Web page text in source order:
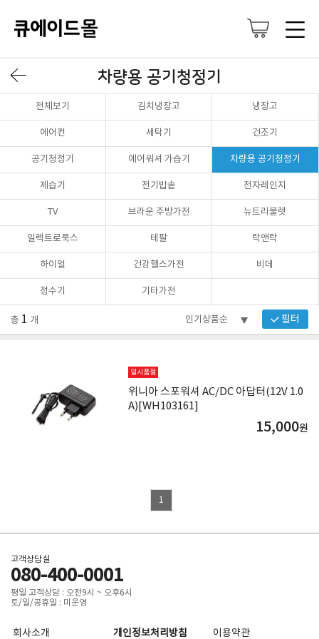
차량용 공기청정기
전체보기 김치냉장고 냉장고
에어컨 세탁기 건조기
공기청정기 에어워셔 가습기 차량용 공기청정기
제습기 전기밥솥 전자레인지
TV 브라운 주방가전 뉴트리불렛
일렉트로룩스 테팔 락앤락
하이얼 건강헬스가전 비데
정수기 기타가전
총 1 개 필터
일시품절
위니아 스포워셔 AC/DC 아답터(12V 1.0
A)[WH103161]
15,000원
1
고객상담실
080-400-0001
평일 고객상담 : 오전9시 ~ 오후6시
토/일/공휴일 : 미운영
회사소개 개인정보처리방침 이용약관